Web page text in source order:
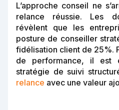
L’approche conseil ne
relance réussie. Les
révèlent que les
posture de conseiller
fidélisation client de 25%.
de performance, il est
stratégie de suivi
relance avec une valeur